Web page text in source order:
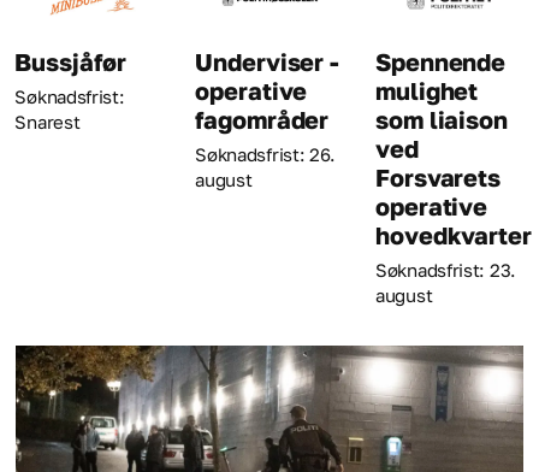
Underviser -
operative
fagområder
Spennende
mulighet
som liaison
ved
Forsvarets
Søknadsfrist: 23.
august